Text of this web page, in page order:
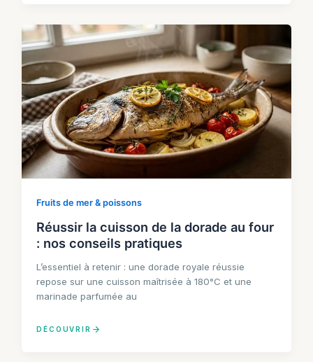
Fruits de mer & poissons
Réussir la cuisson de la dorade au four
: nos conseils pratiques
L’essentiel à retenir : une dorade royale réussie
repose sur une cuisson maîtrisée à 180°C et une
marinade parfumée au
DÉCOUVRIR